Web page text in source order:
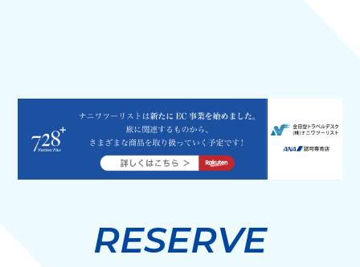
RESERVE